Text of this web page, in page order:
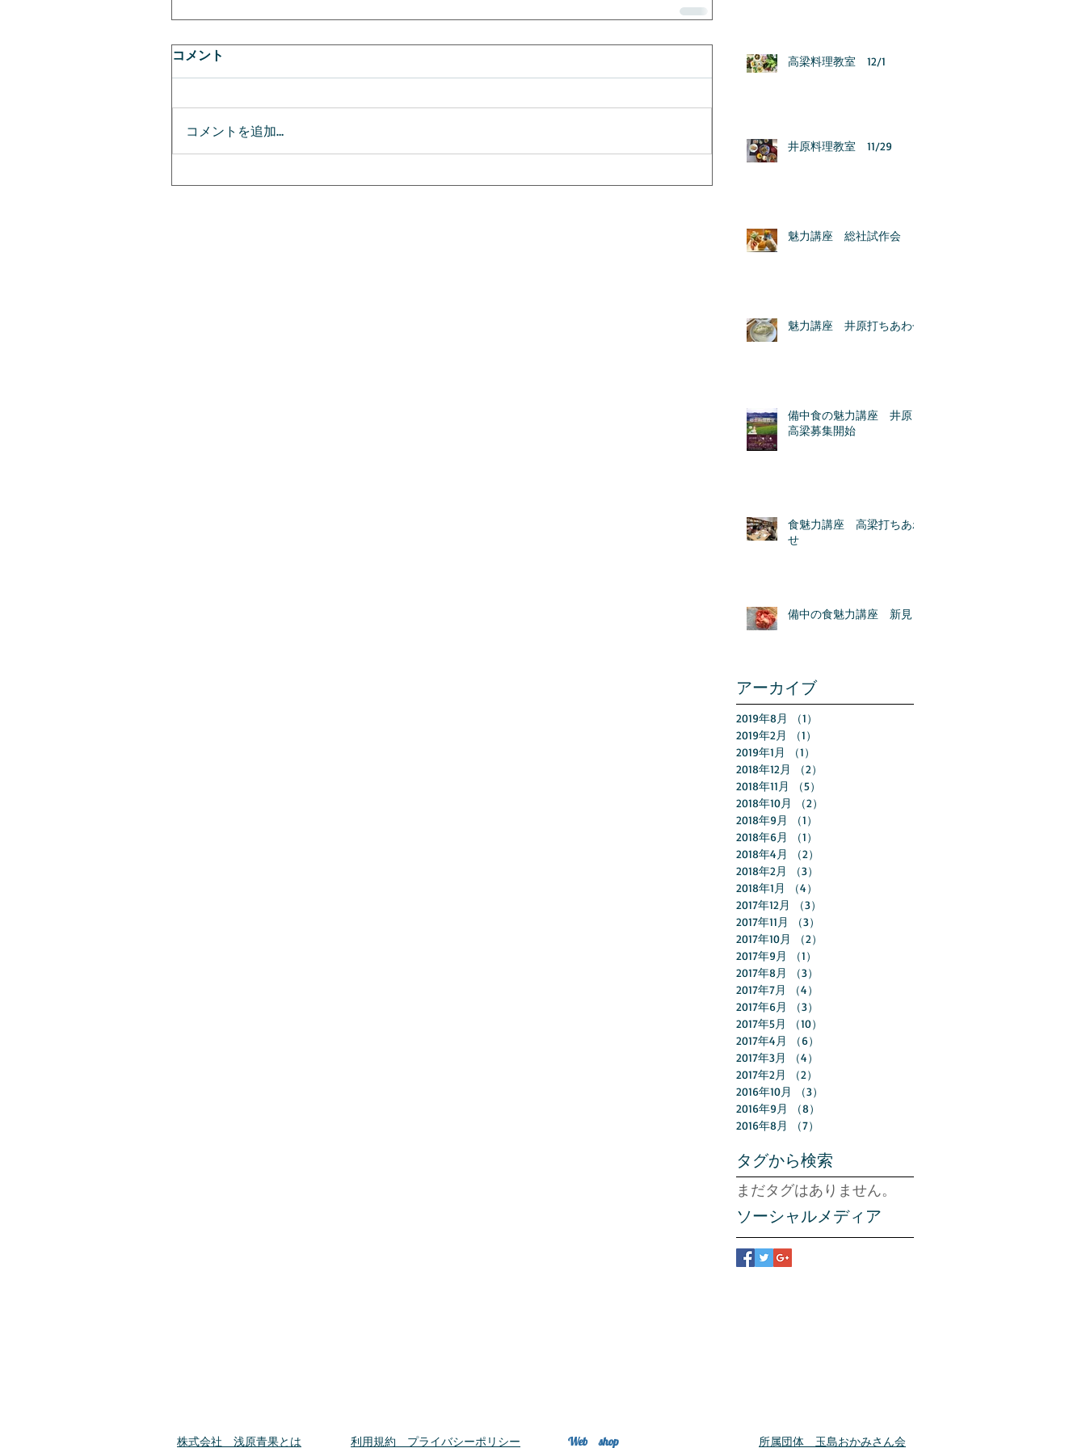
コメント
コメントを追加…
高梁料理教室 12/1
井原料理教室 11/29
魅力講座 総社試作会
魅力講座 井原打ちあわせ
備中食の魅力講座 井原＆
高梁募集開始
食魅力講座 高梁打ちあわ
せ
備中の食魅力講座 新見
アーカイブ
2019年8月 （1）
2019年2月
（1）
2019年1月
（1）
2018年12月
（2）
2018年11月
（5）
2018年10月
（2）
2018年9月
（1）
2018年6月
（1）
2018年4月
（2）
2018年2月
（3）
2018年1月
（4）
2017年12月
（3）
2017年11月
（3）
2017年10月
（2）
2017年9月
（1）
2017年8月
（3）
2017年7月
（4）
2017年6月
（3）
2017年5月
（10）
2017年4月
（6）
2017年3月
（4）
2017年2月
（2）
2016年10月
（3）
2016年9月
（8）
2016年8月
（7）
タグから検索
まだタグはありません。
ソーシャルメディア
​株式会社 浅原青果とは ​利用規約 プライバシーポリシー Web shop 所属団体 玉島おかみさん会